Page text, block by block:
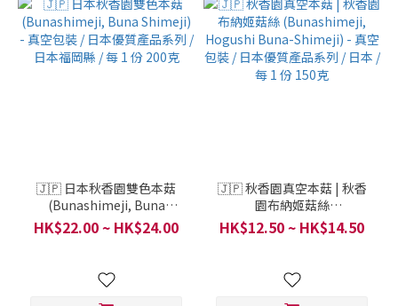
🇯🇵 日本秋香園雙色本菇
(Bunashimeji, Buna
Shimeji) - 真空包裝 / 日本優
質產品系列 / 日本福岡縣 / 每
HK$22.00 ~ HK$24.00
🇯🇵 秋香園真空本菇 | 秋香
園布納姬菇絲
(Bunashimeji, Hogushi
Buna-Shimeji) - 真空包裝 /
1 份 150克
HK$12.50 ~ HK$14.50